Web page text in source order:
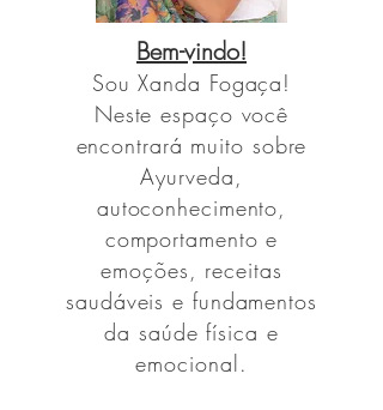
Bem-vindo!
Sou Xanda Fogaça!
Neste espaço você
encontrará muito sobre
Ayurveda,
autoconhecimento,
comportamento e
emoções, receitas
saudáveis e fundamentos
da saúde física e
emocional.